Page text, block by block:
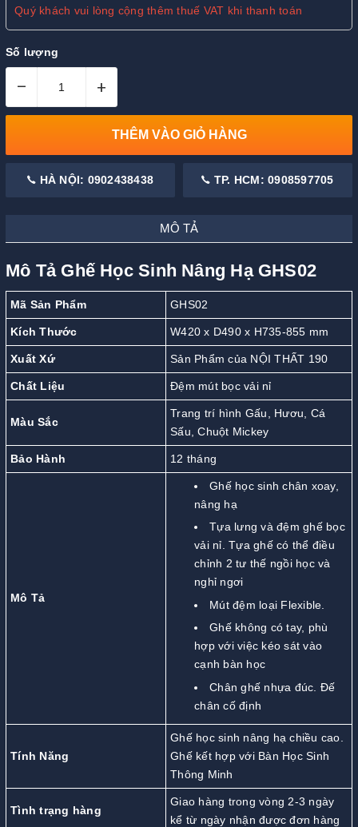
Quý khách vui lòng cộng thêm thuế VAT khi thanh toán
Số lượng
– +
THÊM VÀO GIỎ HÀNG
HÀ NỘI: 0902438438 TP. HCM: 0908597705
MÔ TẢ
Mô Tả Ghế Học Sinh Nâng Hạ GHS02
Mã Sản Phẩm GHS02
Kích Thước W420 x D490 x H735-855 mm
Xuất Xứ Sản Phẩm của NỘI THẤT 190
Chất Liệu Đệm mút bọc vải nỉ
Màu Sắc
Trang trí hình Gấu, Hươu, Cá
Sấu, Chuột Mickey
Bảo Hành 12 tháng
Mô Tả
Ghế học sinh chân xoay,
nâng hạ
Tựa lưng và đệm ghế bọc
vải nỉ. Tựa ghế có thể điều
chỉnh 2 tư thế ngồi học và
nghỉ ngơi
Mút đệm loại Flexible.
Ghế không có tay, phù
hợp với việc kéo sát vào
cạnh bàn học
Chân ghế nhựa đúc. Đế
chân cố định
Tính Năng
Ghế học sinh nâng hạ chiều cao.
Ghế kết hợp với Bàn Học Sinh
Thông Minh
Tình trạng hàng
Giao hàng trong vòng 2-3 ngày
kể từ ngày nhận được đơn hàng